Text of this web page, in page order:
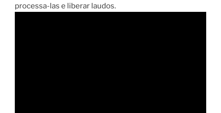
processa-las e liberar laudos.